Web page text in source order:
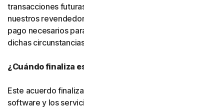
transacciones futuras. Usted consiente y autoriza a
nuestros revendedores a proporcionarnos los datos de
pago necesarios para procesar las transacciones en
dichas circunstancias.
¿Cuándo finaliza este acuerdo?
Este acuerdo finalizará cuando su derecho a acceder al
software y los servicios expire o sea rescindido por